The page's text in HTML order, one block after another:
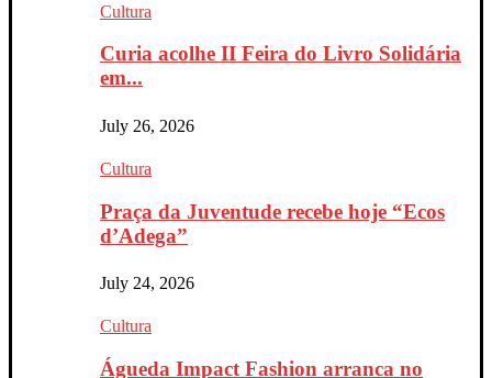
Cultura
Curia acolhe II Feira do Livro Solidária
em...
July 26, 2026
Cultura
Praça da Juventude recebe hoje “Ecos
d’Adega”
July 24, 2026
Cultura
Águeda Impact Fashion arranca no